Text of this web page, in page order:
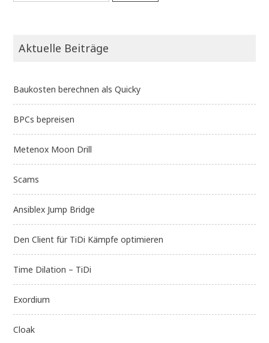
Aktuelle Beiträge
Baukosten berechnen als Quicky
BPCs bepreisen
Metenox Moon Drill
Scams
Ansiblex Jump Bridge
Den Client für TiDi Kämpfe optimieren
Time Dilation – TiDi
Exordium
Cloak